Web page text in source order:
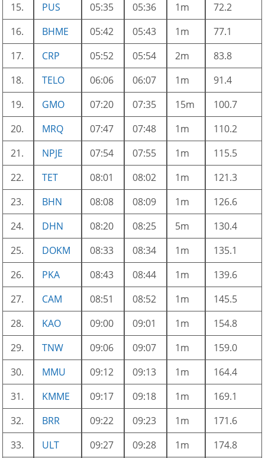
15.
PUS 05:35 05:36 1m
72.2
16.
BHME 05:42 05:43 1m
77.1
17.
CRP 05:52 05:54 2m
83.8
18.
TELO 06:06 06:07 1m
91.4
19.
GMO 07:20 07:35 15m
100.7
20.
MRQ 07:47 07:48 1m
110.2
21.
NPJE 07:54 07:55 1m
115.5
22.
TET 08:01 08:02 1m
121.3
23.
BHN 08:08 08:09 1m
126.6
24.
DHN 08:20 08:25 5m
130.4
25.
DOKM 08:33 08:34 1m
135.1
26.
PKA 08:43 08:44 1m
139.6
27.
CAM 08:51 08:52 1m
145.5
28.
KAO 09:00 09:01 1m
154.8
29.
TNW 09:06 09:07 1m
159.0
30.
MMU 09:12 09:13 1m
164.4
31.
KMME 09:17 09:18 1m
169.1
32.
BRR 09:22 09:23 1m
171.6
33.
ULT 09:27 09:28 1m 174.8